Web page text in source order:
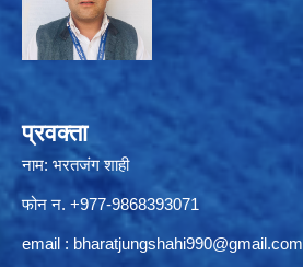
प्रवक्ता
नाम: भरतजंग शाही
फोन न. +977-9868393071
email : bharatjungshahi990@gmail.com